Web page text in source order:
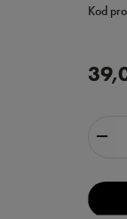
Kod